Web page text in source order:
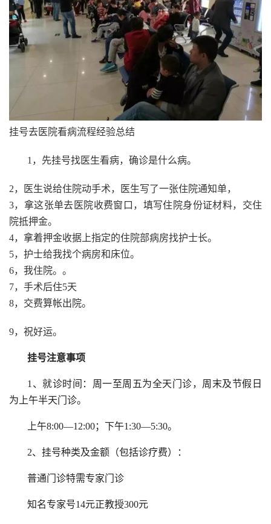
挂号去医院看病流程经验总结
1，先挂号找医生看病，确诊是什么病。
2，医生说给住院动手术，医生写了一张住院通知单，
3，拿这张单去医院收费窗口，填写住院身份证材料，交住
院抵押金。
4，拿着押金收据上指定的住院部病房找护士长。
5，护士给我找个病房和床位。
6，我住院。。
7，手术后住5天
8，交费算帐出院。
9，祝好运。
挂号注意事项
1、就诊时间：周一至周五为全天门诊，周末及节假日
为上午半天门诊。
上午8:00—12:00；下午1:30—5:30。
2、挂号种类及金额（包括诊疗费）：
普通门诊特需专家门诊
知名专家号14元正教授300元